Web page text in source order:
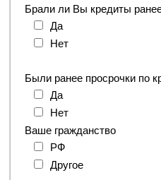
Брали ли Вы кредиты
Да
Нет
Были ранее просрочки по
Да
Нет
Ваше гражданство
РФ
Другое